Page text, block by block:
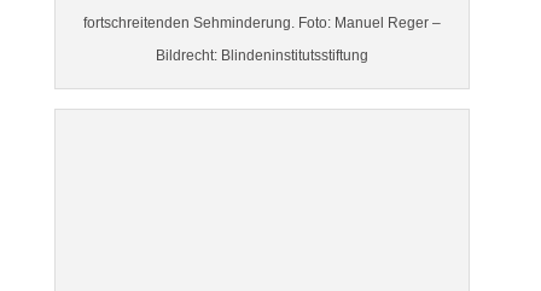
fortschreitenden Sehminderung. Foto: Manuel Reger –
Bildrecht: Blindeninstitutsstiftung